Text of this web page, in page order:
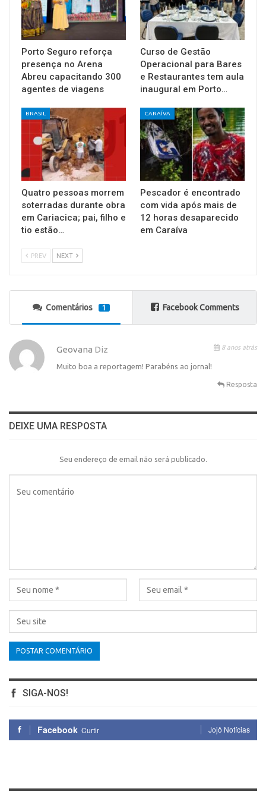
Porto Seguro reforça
presença no Arena
Abreu capacitando 300
agentes de viagens
Curso de Gestão
Operacional para Bares
e Restaurantes tem aula
inaugural em Porto…
BRASIL
Quatro pessoas morrem
soterradas durante obra
em Cariacica; pai, filho e
tio estão…
CARAÍVA
Pescador é encontrado
com vida após mais de
12 horas desaparecido
em Caraíva
PREV NEXT
Comentários 1 Facebook Comments
Geovana Diz 8 anos atrás
Muito boa a reportagem! Parabéns ao jornal!
Resposta
DEIXE UMA RESPOSTA
Seu endereço de email não será publicado.
SIGA-NOS!
Facebook Curtir Jojô Notícias